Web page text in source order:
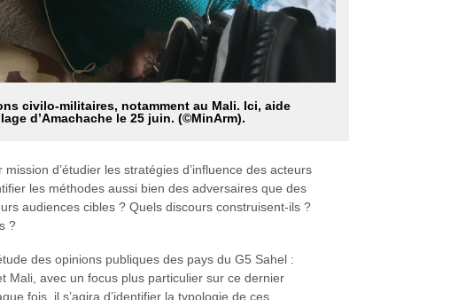
civilo-militaires, notamment au Mali. Ici, aide
d’Amachache le 25 juin. (©MinArm).
d’étudier les stratégies d’influence des acteurs
les méthodes aussi bien des adversaires que des
audiences cibles ? Quels discours construisent-ils ?
?
des opinions publiques des pays du G5 Sahel :
Mali, avec un focus plus particulier sur ce dernier
fois, il s’agira d’identifier la typologie de ces